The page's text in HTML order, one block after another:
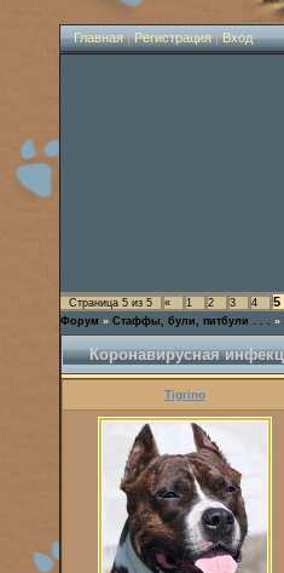
Главная|Регистрация|Вход
Страница 5 из 5 « 1 2 3 4 5
Форум » Стаффы, були, питбули . . . »
Коронавирусная
Tigrino